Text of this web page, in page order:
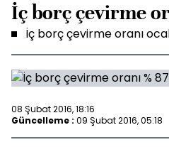
İç borç çevirme
İç borç çevirme oranı
08 Şubat 2016, 18:16
Güncelleme : 09 Şubat 2016, 05:18